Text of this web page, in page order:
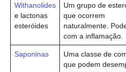
Withanolides
e lactonas
esteróides
Um grupo de
que ocorrem
naturalmente.
com a inflamação.
Saponinas
Uma classe de
que podem